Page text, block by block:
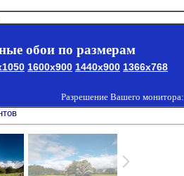
обои по размерам
1600x900 1440x900 1366x768
Разрешение Вашего монитора: